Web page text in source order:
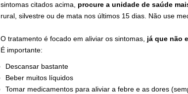
sintomas citados acima, procure a unidade de saúde
rural, silvestre ou de mata nos últimos 15 dias. Não use
O tratamento é focado em aliviar os sintomas, já que não
É importante:
Descansar bastante
Beber muitos líquidos
Tomar medicamentos para aliviar a febre e as dores